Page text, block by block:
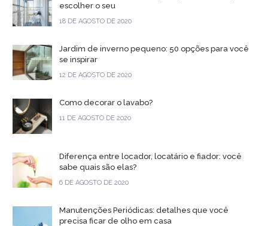
escolher o seu
18 DE AGOSTO DE 2020
Jardim de inverno pequeno: 50 opções para você
se inspirar
12 DE AGOSTO DE 2020
Como decorar o lavabo?
11 DE AGOSTO DE 2020
Diferença entre locador, locatário e fiador: você
sabe quais são elas?
6 DE AGOSTO DE 2020
Manutenções Periódicas: detalhes que você
precisa ficar de olho em casa